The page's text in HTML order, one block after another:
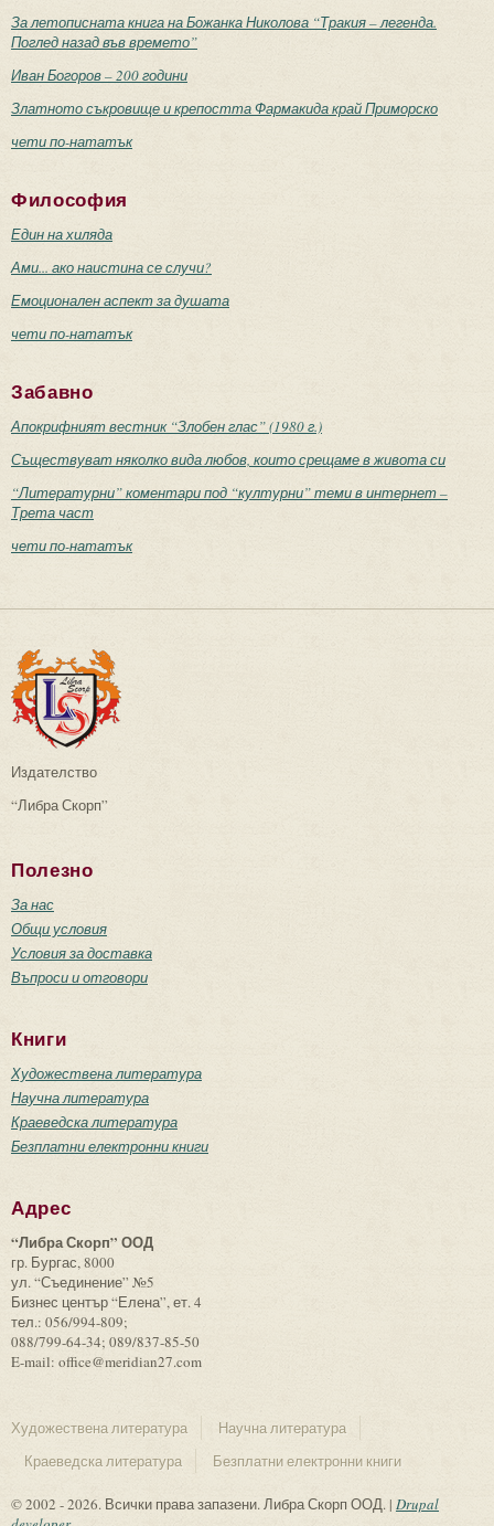
За летописната книга на Божанка Николова “Тракия – легенда.
Поглед назад във времето”
Иван Богоров – 200 години
Златното съкровище и крепостта Фармакида край Приморско
чети по-нататък
Философия
Един на хиляда
Ами... ако наистина се случи?
Емоционален аспект за душата
чети по-нататък
Забавно
Апокрифният вестник “Злобен глас” (1980 г.)
Съществуват няколко вида любов, които срещаме в живота си
“Литературни” коментари под “културни” теми в интернет –
Трета част
чети по-нататък
Издателство
“Либра Скорп”
Полезно
За нас
Общи условия
Условия за доставка
Въпроси и отговори
Книги
Художествена литература
Научна литература
Краеведска литература
Безплатни електронни книги
Адрес
“Либра Скорп” ООД
гр. Бургас, 8000
ул. “Съединение” №5
Бизнес център “Елена”, ет. 4
тел.: 056/994-809;
088/799-64-34; 089/837-85-50
E-mail: office@meridian27.com
Художествена литература
Научна литература
Краеведска литература
Безплатни електронни книги
© 2002 - 2026. Всички права запазени. Либра Скорп ООД. | Drupal